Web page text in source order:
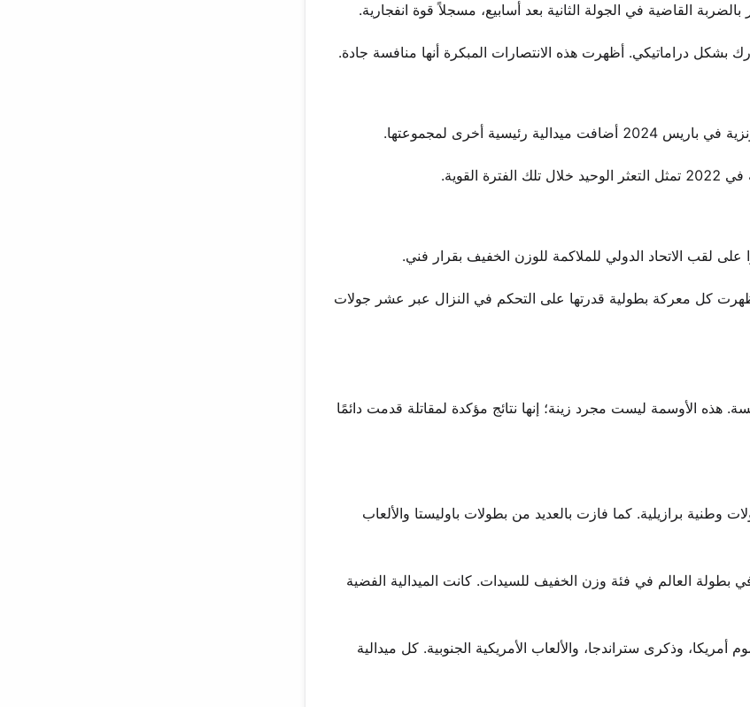
القاضية في الجولة الثانية بعد أسابيع، مسجلاً قوة انفجارية.
كل معركة بطولية قدرتها على التحكم في النزال عبر عشر جولات
الأوسمة ليست مجرد زينة؛ إنها نتائج مؤكدة لمقاتلة قدمت دائمًا
برازيلية. كما فازت بالعديد من بطولات باوليستا والألعاب
بطولة العالم في فئة وزن الخفيف للسيدات. كانت الميدالية الفضية
وذكرى ستراندجا، والألعاب الأمريكية الجنوبية. كل ميدالية